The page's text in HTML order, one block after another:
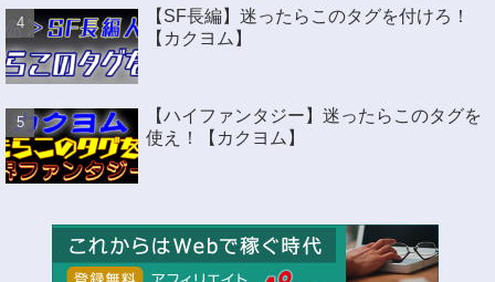
【SF長編】迷ったらこのタグを付けろ！
【カクヨム】
【ハイファンタジー】迷ったらこのタグを
使え！【カクヨム】